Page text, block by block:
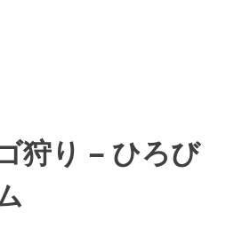
狩り – ひろび